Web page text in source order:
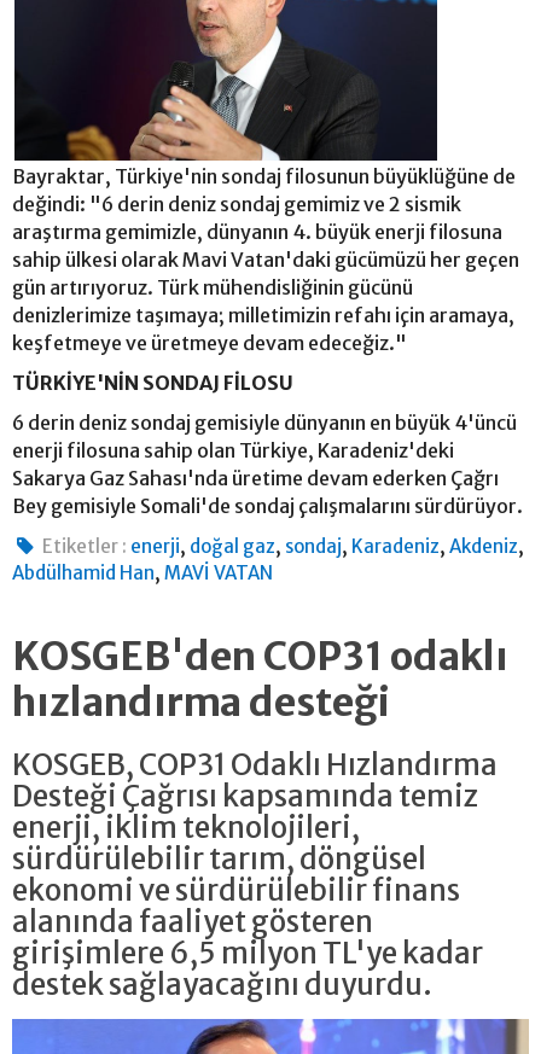
Bayraktar, Türkiye'nin sondaj filosunun büyüklüğüne de
değindi: "6 derin deniz sondaj gemimiz ve 2 sismik
araştırma gemimizle, dünyanın 4. büyük enerji filosuna
sahip ülkesi olarak Mavi Vatan'daki gücümüzü her geçen
gün artırıyoruz. Türk mühendisliğinin gücünü
denizlerimize taşımaya; milletimizin refahı için aramaya,
keşfetmeye ve üretmeye devam edeceğiz."
TÜRKİYE'NİN SONDAJ FİLOSU
6 derin deniz sondaj gemisiyle dünyanın en büyük 4'üncü
enerji filosuna sahip olan Türkiye, Karadeniz'deki
Sakarya Gaz Sahası'nda üretime devam ederken Çağrı
Bey gemisiyle Somali'de sondaj çalışmalarını sürdürüyor.
Etiketler : enerji, doğal gaz, sondaj, Karadeniz,Akdeniz,
Abdülhamid Han, MAVİ VATAN
KOSGEB'den COP31 odaklı
hızlandırma desteği
KOSGEB, COP31 Odaklı Hızlandırma
Desteği Çağrısı kapsamında temiz
enerji, iklim teknolojileri,
sürdürülebilir tarım, döngüsel
ekonomi ve sürdürülebilir finans
alanında faaliyet gösteren
girişimlere 6,5 milyon TL'ye kadar
destek sağlayacağını duyurdu.